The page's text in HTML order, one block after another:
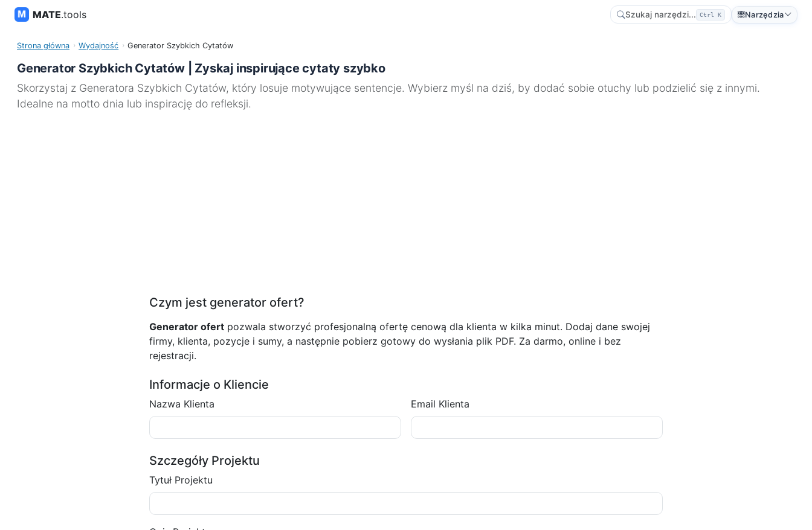
MATE.tools Szukaj narzędzi... Ctrl K Narzędzia
Strona główna Wydajność Generator Szybkich Cytatów
Generator Szybkich Cytatów | Zyskaj inspirujące cytaty szybko
Skorzystaj z Generatora Szybkich Cytatów, który losuje motywujące sentencje. Wybierz myśl na dziś, by dodać sobie otuchy lub podzielić się z innymi.
Idealne na motto dnia lub inspirację do refleksji.
Czym jest generator ofert?
Generator ofertpozwala stworzyć profesjonalną ofertę cenową dla klienta w kilka minut. Dodaj dane swojej
firmy, klienta, pozycje i sumy, a następnie pobierz gotowy do wysłania plik PDF. Za darmo, online i bez
rejestracji.
Informacje o Kliencie
Nazwa Klienta Email Klienta
Szczegóły Projektu
Tytuł Projektu